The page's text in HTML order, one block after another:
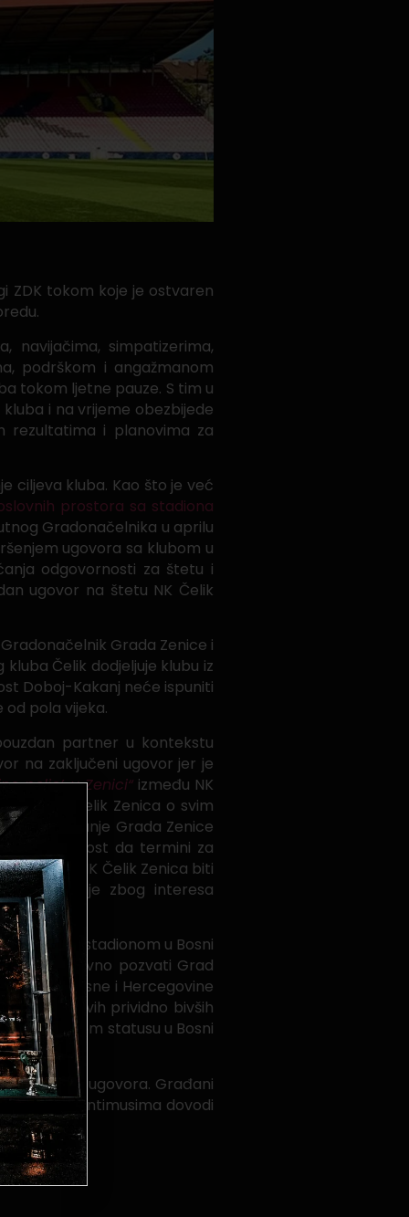
ZDK tokom koje je ostvaren
navijačima, simpatizerima,
podrškom i angažmanom
tokom ljetne pauze. S tim u
i na vrijeme obezbijede
rezultatima i planovima za
ciljeva kluba. Kao što je već
prostora sa stadiona
Gradonačelnika u aprilu
ugovora sa klubom u
odgovornosti za štetu i
ugovor na štetu NK Čelik
Grada Zenice i
Čelik dodjeljuje klubu iz
Doboj-Kakanj neće ispuniti
pola vijeka.
partner u kontekstu
na zaključeni ugovor jer je
polje’ u Zenici“između NK
NK Čelik Zenica o svim
postupanje Grada Zenice
opasnost da termini za
će NK Čelik Zenica biti
drugdje zbog interesa
stadionom u Bosni
dužni javno pozvati Grad
širom Bosne i Hercegovine
i njegovih prividno bivših
u takvom statusu u Bosni
još jednog ugovora. Građani
intimusima dovodi